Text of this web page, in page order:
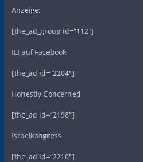
Anzeige:
[the_ad_group id=“112″]
ILI auf Facebook
[the_ad id=“2204″]
Honestly Concerned
[the_ad id=“2198″]
Israelkongress
[the_ad id=“2210″]